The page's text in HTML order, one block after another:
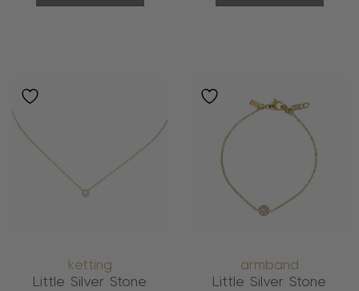
ketting
Little Silver Stone
armband
Little Silver Stone